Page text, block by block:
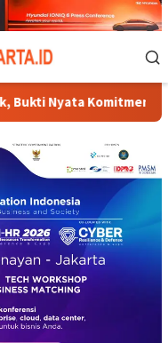
Polri Presisi Layani